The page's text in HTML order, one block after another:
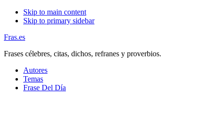
Skip to main content
Skip to primary sidebar
Fras.es
Frases célebres, citas, dichos, refranes y proverbios.
Autores
Temas
Frase Del Día